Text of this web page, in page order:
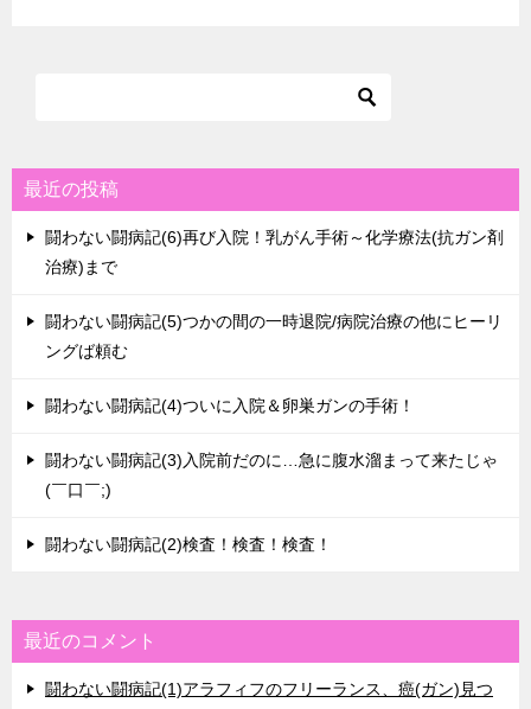
最近の投稿
闘わない闘病記(6)再び入院！乳がん手術～化学療法(抗ガン剤
治療)まで
闘わない闘病記(5)つかの間の一時退院/病院治療の他にヒーリ
ングば頼む
闘わない闘病記(4)ついに入院＆卵巣ガンの手術！
闘わない闘病記(3)入院前だのに…急に腹水溜まって来たじゃ
(￣口￣;)
闘わない闘病記(2)検査！検査！検査！
最近のコメント
闘わない闘病記(1)アラフィフのフリーランス、癌(ガン)見つ